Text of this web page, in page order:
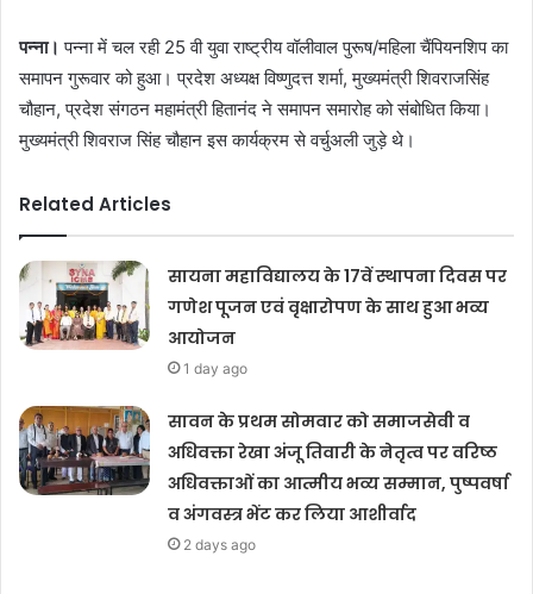
पन्ना। पन्ना में चल रही 25 वी युवा राष्ट्रीय वॉलीवाल पुरूष/महिला चैंपियनशिप का
समापन गुरूवार को हुआ। प्रदेश अध्यक्ष विष्णुदत्त शर्मा, मुख्यमंत्री शिवराजसिंह
चौहान, प्रदेश संगठन महामंत्री हितानंद ने समापन समारोह को संबोधित किया।
मुख्यमंत्री शिवराज सिंह चौहान इस कार्यक्रम से वर्चुअली जुड़े थे।
Related Articles
सायना महाविद्यालय के 17वें स्थापना दिवस पर
गणेश पूजन एवं वृक्षारोपण के साथ हुआ भव्य
आयोजन
1 day ago
सावन के प्रथम सोमवार को समाजसेवी व
अधिवक्ता रेखा अंजू तिवारी के नेतृत्व पर वरिष्ठ
अधिवक्ताओं का आत्मीय भव्य सम्मान, पुष्पवर्षा
व अंगवस्त्र भेंट कर लिया आशीर्वाद
2 days ago